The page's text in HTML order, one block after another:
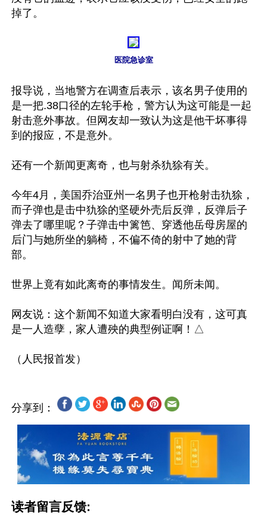
掉了。
医院急诊室
报导说，当地警方在调查后表示，该名男子使用的
是一把.38口径的左轮手枪，警方认为这可能是一起
射击意外事故。但网友却一致认为这是他干坏事得
到的报应，不是意外。
还有一个新闻更离奇，也与射杀犰狳有关。
今年4月，美国乔治亚州一名男子也开枪射击犰狳，
而子弹也是击中犰狳的坚硬外壳后反弹，反弹后子
弹去了哪里呢？子弹击中篱笆、穿透他岳母房屋的
后门与她所坐的躺椅，不偏不倚的射中了她的背
部。
世界上竟有如此离奇的事情发生。闻所未闻。
网友说：这个新闻不知道大家看明白没有，这可真
是一人造孽，家人遭殃的典型例证啊！△
分享到：
读者留言反馈: